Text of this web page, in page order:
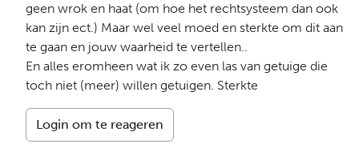
geen wrok en haat (om hoe het rechtsysteem dan ook
kan zijn ect.) Maar wel veel moed en sterkte om dit aan
te gaan en jouw waarheid te vertellen..
En alles eromheen wat ik zo even las van getuige die
toch niet (meer) willen getuigen. Sterkte
Login om te reageren